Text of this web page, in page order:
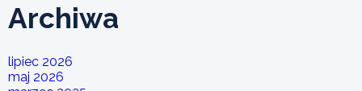
Archiwa
lipiec 2026
maj 2026